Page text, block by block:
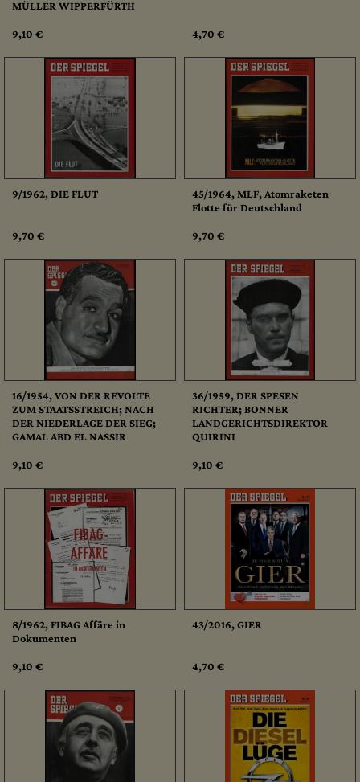
MÜLLER WIPPERFÜRTH
9,10 € 4,70 €
9/1962, DIE FLUT
9,70 €
45/1964, MLF, Atomraketen
Flotte für Deutschland
9,70 €
16/1954, VON DER REVOLTE
ZUM STAATSSTREICH; NACH
DER NIEDERLAGE DER SIEG;
GAMAL ABD EL NASSIR
9,10 €
36/1959, DER SPESEN
RICHTER; BONNER
LANDGERICHTSDIREKTOR
QUIRINI
9,10 €
8/1962, FIBAG Affäre in
Dokumenten
9,10 €
43/2016, GIER
4,70 €